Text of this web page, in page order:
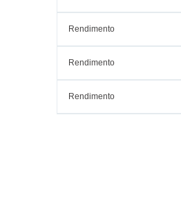
Rendimento
Rendimento
Rendimento